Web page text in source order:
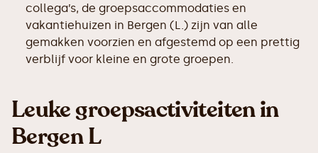
collega’s, de groepsaccommodaties en
vakantiehuizen in Bergen (L.) zijn van alle
gemakken voorzien en afgestemd op een prettig
verblijf voor kleine en grote groepen.
Leuke groepsactiviteiten in
Bergen L